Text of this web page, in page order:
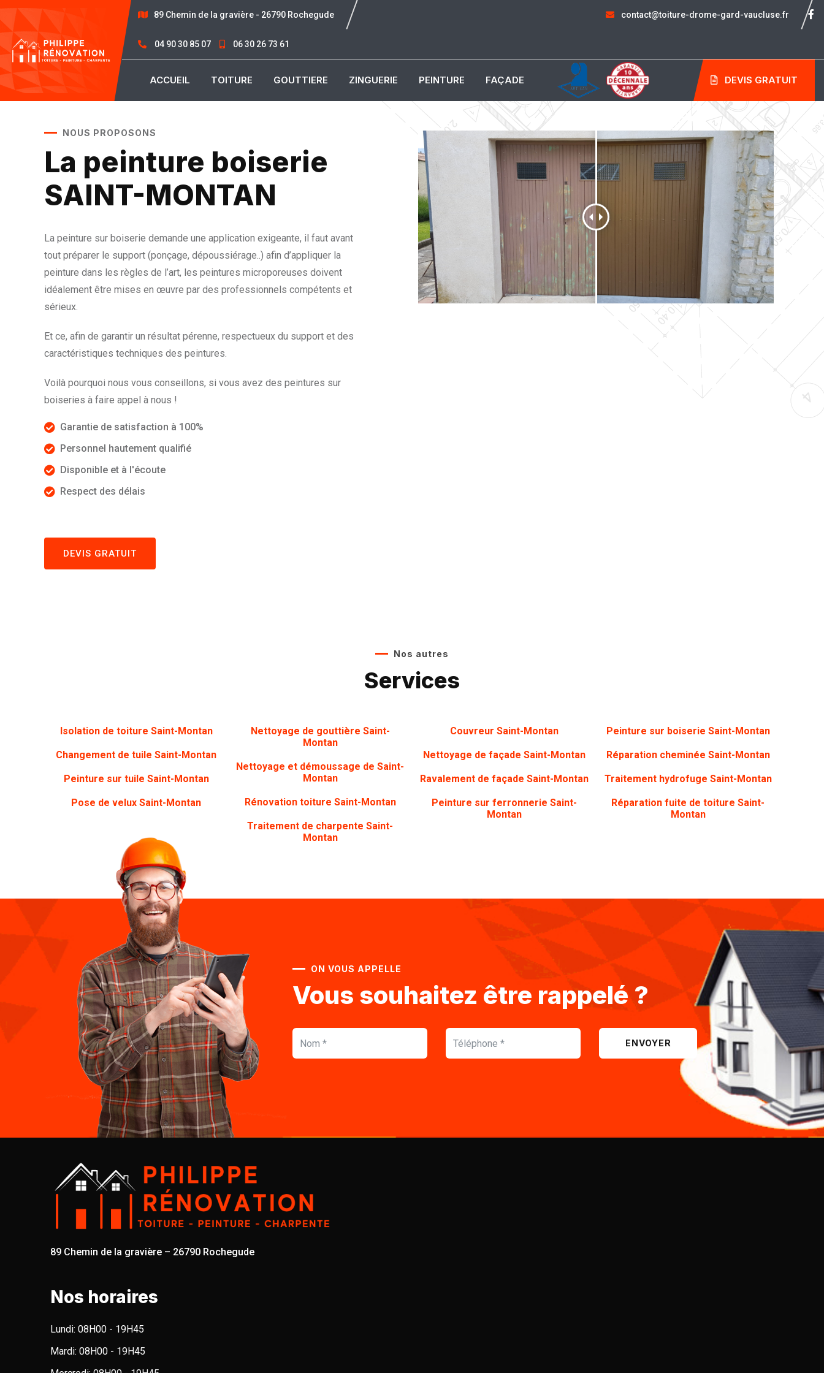
89 Chemin de la gravière - 26790 Rochegude
04 90 30 85 07 06 30 26 73 61
contact@toiture-drome-gard-vaucluse.fr
ACCUEIL TOITURE GOUTTIERE ZINGUERIE PEINTURE FAÇADE DEVIS GRATUIT
NOUS PROPOSONS
La peinture boiserie
SAINT-MONTAN
La peinture sur boiserie demande une application exigeante, il faut avant
tout préparer le support (ponçage, dépoussiérage..) afin d’appliquer la
peinture dans les règles de l’art, les peintures microporeuses doivent
idéalement être mises en œuvre par des professionnels compétents et
sérieux.
Et ce, afin de garantir un résultat pérenne, respectueux du support et des
caractéristiques techniques des peintures.
Voilà pourquoi nous vous conseillons, si vous avez des peintures sur
boiseries à faire appel à nous !
Garantie de satisfaction à 100%
Personnel hautement qualifié
Disponible et à l'écoute
Respect des délais
DEVIS GRATUIT
Nos autres
Services
Isolation de toiture Saint-Montan
Changement de tuile Saint-Montan
Peinture sur tuile Saint-Montan
Pose de velux Saint-Montan
Nettoyage de gouttière Saint-
Montan
Nettoyage et démoussage de Saint-
Montan
Rénovation toiture Saint-Montan
Traitement de charpente Saint-
Montan
Couvreur Saint-Montan
Nettoyage de façade Saint-Montan
Ravalement de façade Saint-Montan
Peinture sur ferronnerie Saint-
Montan
Peinture sur boiserie Saint-Montan
Réparation cheminée Saint-Montan
Traitement hydrofuge Saint-Montan
Réparation fuite de toiture Saint-
Montan
ON VOUS APPELLE
Vous souhaitez être rappelé ?
ENVOYER
89 Chemin de la gravière – 26790 Rochegude
Nos horaires
Lundi: 08H00 - 19H45
Mardi: 08H00 - 19H45